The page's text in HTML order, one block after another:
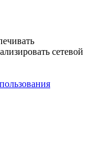
сетевой